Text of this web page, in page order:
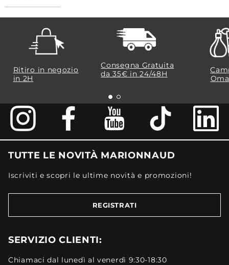
Ritiro in negozio
in 2H
Consegna Gratuita
da 35€​ in 24/48H
TUTTE LE NOVITÀ MARIONNAUD
Iscriviti e scopri le ultime novità e promozioni!
REGISTRATI
SERVIZIO CLIENTI:
Chiamaci dal lunedì al venerdì 9:30-18:30